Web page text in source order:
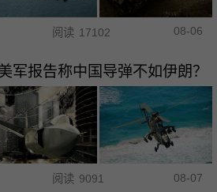
阅读 17102 08-06
军报告称中国导弹不如伊朗？
阅读 9091 08-07